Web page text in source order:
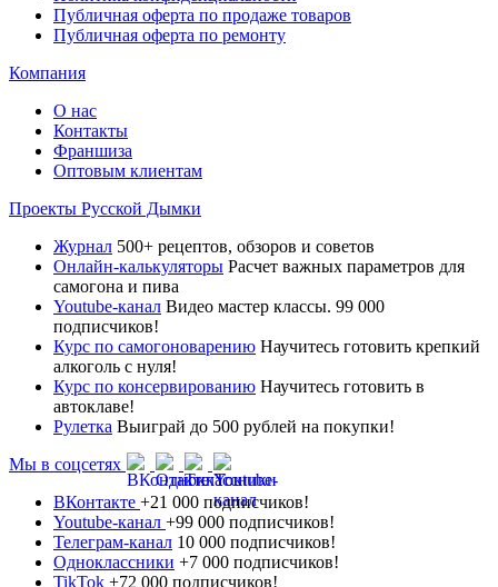
Публичная оферта по продаже товаров
Публичная оферта по ремонту
Компания
О нас
Контакты
Франшиза
Оптовым клиентам
Проекты Русской Дымки
Журнал 500+ рецептов, обзоров и советов
Онлайн-калькуляторы Расчет важных параметров для
самогона и пива
Youtube-канал Видео мастер классы. 99 000
подписчиков!
Курс по самогоноварению Научитесь готовить крепкий
алкоголь с нуля!
Курс по консервированию Научитесь готовить в
автоклаве!
Рулетка Выиграй до 500 рублей на покупки!
Мы в соцсетях
ВКонтакте +21 000 подписчиков!
Youtube-канал +99 000 подписчиков!
Телеграм-канал 10 000 подписчиков!
Одноклассники +7 000 подписчиков!
TikTok +72 000 подписчиков!